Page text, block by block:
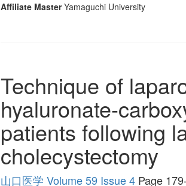
Affiliate Master Yamaguchi University
Technique of
hyaluronate-
patients following
cholecystectomy
山口医学 Volume 59 Issue 4Page